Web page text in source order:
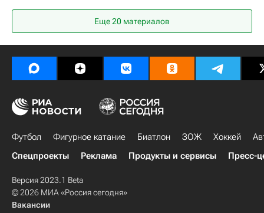
Пари Сен-Жермен (ПСЖ)
Еще 20 материалов
Футбол Фигурное катание Биатлон ЗОЖ Хоккей
Спецпроекты
Реклама Продукты и сервисы Пресс-
Версия 2023.1 Beta
© 2026 МИА «Россия сегодня»
Вакансии